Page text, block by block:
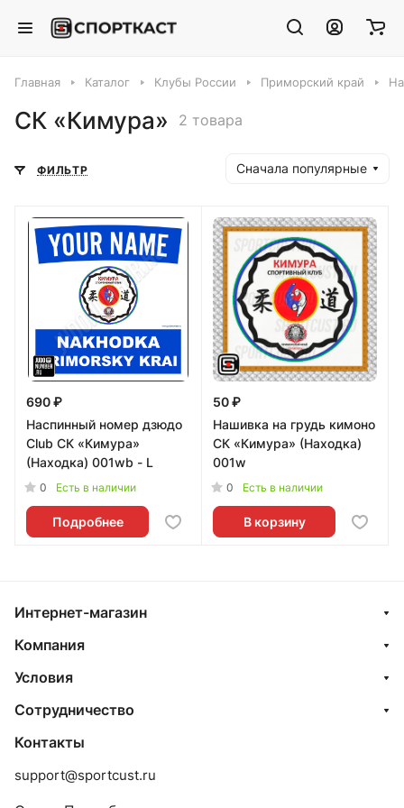
Главная Каталог Клубы России Приморский край
СК «Кимура» 2 товара
ФИЛЬТР Сначала популярные
690 ₽
Наспинный номер дзюдо
Club СК «Кимура»
(Находка) 001wb - L
0 Есть в наличии
Подробнее
50 ₽
Нашивка на грудь кимоно
СК «Кимура» (Находка)
001w
0 Есть в наличии
В корзину
Интернет-магазин
Компания
Условия
Сотрудничество
Контакты
support@sportcust.ru